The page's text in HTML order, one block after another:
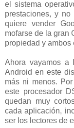
el sistema
prestaciones, y
quiere vender
mofarse de la gran
propiedad y ambos
Ahora vayamos a
Android en este
más ni menos.
este procesador
quedan muy
cada aplicación,
ser los lectores de